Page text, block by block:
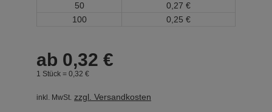
50
0, 27 €
100
0, 25 €
ab 0,32 €
1 Stück = 0, 32 €
inkl. MwSt. zzgl. Versandkosten